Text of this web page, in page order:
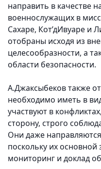
направить в качестве
военнослужащих в
Сахаре, Кот’дИвуаре и
отобраны исходя из
целесообразности, а
области безопасности.
А.Джаксыбеков также
необходимо иметь в
участвуют в
сторону, строго
Они даже
поскольку их основной
мониторинг и доклад